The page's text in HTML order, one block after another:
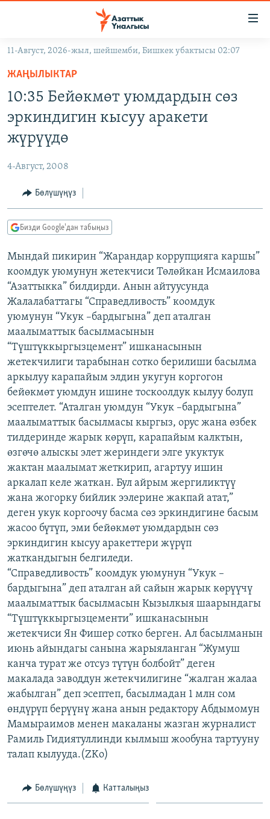
Навигацияга
өтүңүз
салыңыз
МАДАНИЯТ
УКРАИНА
ТВ ПРОГРАММАЛАР
БҮГҮН АЗАТТЫКТА
ДАНИСТЕ
ЭЖЕ-СИҢДИЛЕР
АЗАТТЫК+
ЫҢГАЙСЫЗ СУРООЛОР
ПОДКАСТ
ОНЛАЙН ШЕРИНЕ
ЭЕ/АРнун бардык сайттары
11-Август, 2026-жыл, шейшемби, Бишкек убактысы 02:07
ЖАҢЫЛЫКТАР
10:35 Бейөкмөт уюмдардын сөз
эркиндигин кысуу аракети
жүрүүдө
4-Август, 2008
Бөлүшүңүз
Бизди Google'дан табыңыз
Мындай пикирин “Жарандар коррупцияга каршы”
коомдук уюмунун жетекчиси Төлөйкан Исмаилова
“Азаттыкка” билдирди. Анын айтуусунда
Жалалабаттагы “Справедливость” коомдук
уюмунун “Укук –бардыгына” деп аталган
маалыматтык басылмасынын
“Түштүккыргызцемент” ишканасынын
жетекчилиги тарабынан сотко берилиши басылма
аркылуу карапайым элдин укугун коргогон
бейөкмөт уюмдун ишине тоскоолдук кылуу болуп
эсептелет. “Аталган уюмдун “Укук –бардыгына”
маалыматтык басылмасы кыргыз, орус жана өзбек
тилдеринде жарык көрүп, карапайым калктын,
өзгөчө алыскы элет жериндеги элге укуктук
жактан маалымат жеткирип, агартуу ишин
аркалап келе жаткан. Бул айрым жергиликтүү
жана жогорку бийлик ээлерине жакпай атат,”
деген укук коргоочу басма сөз эркиндигине басым
жасоо бүтүп, эми бейөкмөт уюмдардын сөз
эркиндигин кысуу аракеттери жүрүп
жаткандыгын белгиледи.
“Справедливость” коомдук уюмунун “Укук –
бардыгына” деп аталган ай сайын жарык көрүүчү
маалыматтык басылмасын Кызылкыя шаарындагы
“Түштүккыргызцементи” ишканасынын
жетекчиси Ян Фишер сотко берген. Ал басылманын
июнь айындагы санына жарыяланган “Жумуш
канча турат же отсуз түтүн болбойт” деген
макалада заводдун жетекчилигине “жалган жалаа
жабылган” деп эсептеп, басылмадан 1 млн сом
өндүрүп берүүнү жана анын редактору Абдымомун
Мамыраимов менен макаланы жазган журналист
Рамиль Гидиятуллинди кылмыш жообуна тартууну
талап кылууда.(ZKo)
Бөлүшүңүз Катталыңыз